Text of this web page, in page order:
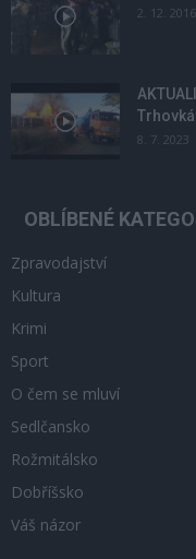
2. 12. 2016
8. 7. 2023
OBLÍBENÉ
Zpravodajství
Kultura
Krimi
Sport
O čem se mluví
Sedlčansko
Rožmitálsko
Dobříšsko
Váš názor